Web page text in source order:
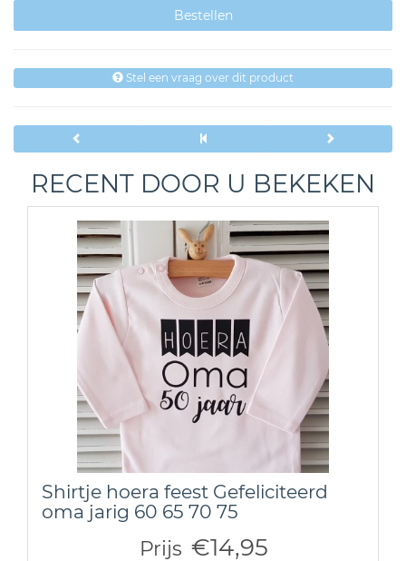
Stel een vraag over dit product
RECENT DOOR U BEKEKEN
Shirtje hoera feest Gefeliciteerd
oma jarig 60 65 70 75
Prijs €14,95